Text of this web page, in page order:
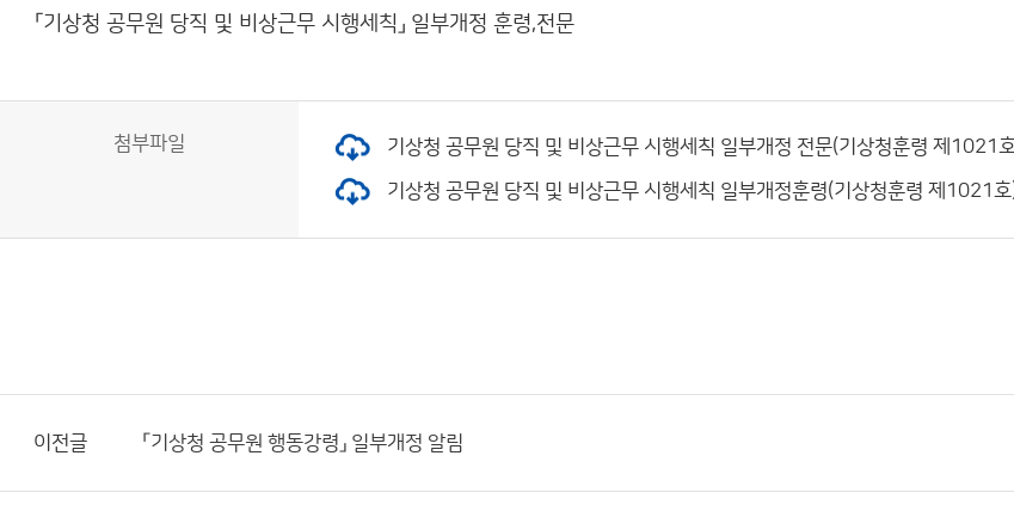
「기상청 공무원 당직 및 비상근무 시행세칙」 일부개정 훈령,전문
첨부파일 기상청 공무원 당직 및 비상근무 시행세칙 일부개정 전문(기상청훈령 제
기상청 공무원 당직 및 비상근무 시행세칙 일부개정훈령(기상청훈령 제
이전글 「기상청 공무원 행동강령」 일부개정 알림